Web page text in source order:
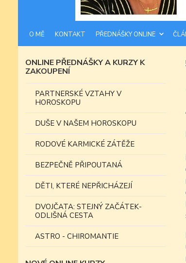
O MĚ KONTAKT PŘEDNÁŠKY ONLINE
ONLINE PŘEDNÁŠKY A KURZY K
ZAKOUPENÍ
PARTNERSKÉ VZTAHY V
HOROSKOPU
DUŠE V NAŠEM HOROSKOPU
RODOVÉ KARMICKÉ ZÁTĚŽE
BEZPEČNĚ PŘIPOUTANÁ
DĚTI, KTERÉ NEPŘICHÁZEJÍ
DVOJČATA: STEJNÝ ZAČÁTEK-
ODLIŠNÁ CESTA
ASTRO - CHIROMANTIE